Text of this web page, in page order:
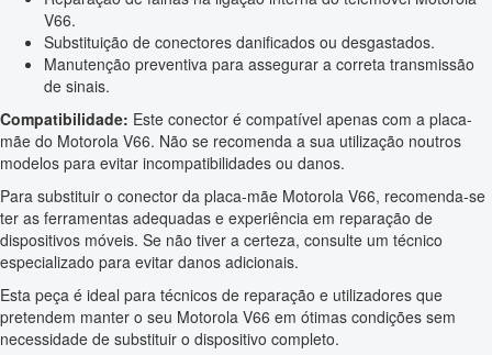
V66.
Substituição de conectores danificados ou desgastados.
Manutenção preventiva para assegurar a correta transmissão
de sinais.
Compatibilidade: Este conector é compatível apenas com a placa-
mãe do Motorola V66. Não se recomenda a sua utilização noutros
modelos para evitar incompatibilidades ou danos.
Para substituir o conector da placa-mãe Motorola V66, recomenda-se
ter as ferramentas adequadas e experiência em reparação de
dispositivos móveis. Se não tiver a certeza, consulte um técnico
especializado para evitar danos adicionais.
Esta peça é ideal para técnicos de reparação e utilizadores que
pretendem manter o seu Motorola V66 em ótimas condições sem
necessidade de substituir o dispositivo completo.